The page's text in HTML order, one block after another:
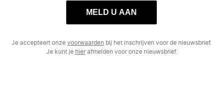
MELD U AAN
Je accepteert onze voorwaarden bij het inschrijven voor de nieuwsbrief.
Je kunt je hierafmelden voor onze nieuwsbrief.